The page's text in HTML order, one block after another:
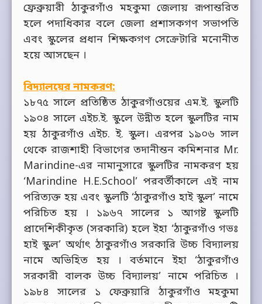
ফ্রেব্রুয়ারী ঠাকুরগাঁও মহকুমা জেলায় রূপান্তরিত
হলে পদাধিকার বলে জেলা প্রশাসকগণ সভাপতি
এবং স্কুলের প্রধান শিক্ষকগণ সেক্রেটারি মনোনীত
হয়ে আসছেন ।
বিদ্যালয়ের নামকরণ:
১৮৭৫ সালে প্রতিষ্ঠিত ঠাকুরগাঁওয়ের এম.ই. স্কুলটি
১৯০৪ সালে এইচ.ই. স্কুলে উন্নীত হলে স্কুলটির নাম
হয় ঠাকুরগাঁও এইচ. ই. স্কুল। এরপর ১৯০৬ সাল
থেকে রাজশাহী বিভাগের তদানীন্তন কমিশনার Mr.
Marindine-এর নামানুসারে স্কুলটির নামকরণ হয়
‘Marindine H.E.School’ পরবর্তীকালে এই নাম
পরিত্যক্ত হয় এবং স্কুলটি ‘ঠাকুরগাঁও হাই স্কুল’ নামে
পরিচিত হয় । ১৯৬৭ সালের ১ আগষ্ট স্কুলটি
প্রাদেশিকীকৃত (সরকারি) হলে ইহা ‘ঠাকুরগাঁও গভঃ
হাই স্কুল’ অর্থাৎ ঠাকুরগাঁও সরকারি উচ্চ বিদ্যালয়
নামে অভিহিত হয় । বর্তমানে ইহা ‘ঠাকুরগাঁও
সরকারী বালক উচ্চ বিদ্যালয়’ নামে পরিচিত ।
১৯৮৪ সালের ১ ফেব্রুয়ারি ঠাকুরগাঁও মহকুমা